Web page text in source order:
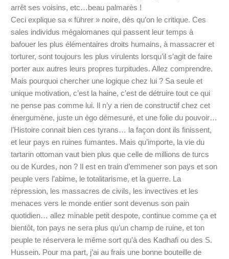
arrêt ses voisins, etc…beau palmarès !
Ceci explique sa « führer » noire, dès qu’on le critique. Ces
sales individus mégalomanes qui passent leur temps à
bafouer les plus élémentaires droits humains, à massacrer et
torturer, sont toujours les plus virulents lorsqu’il s’agit de faire
porter aux autres leurs propres turpitudes. Allez comprendre.
Mais pourquoi chercher une logique chez lui ? Sa seule et
unique motivation, c’est la haine, c’est de détruire tout ce qui
ne pense pas comme lui. Il n’y a rien de constructif chez cet
énergumène, juste un égo démesuré, et une folie du pouvoir…
l’Histoire connait bien ces tyrans… la façon dont ils finissent,
et leur pays en ruines fumantes. Mais qu’importe, la vie du
tartarin ottoman vaut bien plus que celle de millions de turcs
ou de Kurdes, non ? Il est en train d’emmener son pays et son
peuple vers l’abime, le totalitarisme, et la guerre. La
répression, les massacres de civils, les invectives et les
menaces vers le monde entier sont devenus son pain
quotidien… allez minable petit despote, continue comme ça et
bientôt, ton pays ne sera plus qu’un champ de ruine, et ton
peuple te réservera le même sort qu’à des Kadhafi ou des S.
Hussein. Pour ma part, j’ai au frais une bonne bouteille de